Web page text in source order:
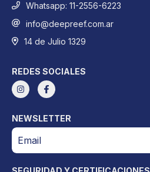
Whatsapp: 11-2556-6223
info@deepreef.com.ar
14 de Julio 1329
REDES SOCIALES
NEWSLETTER